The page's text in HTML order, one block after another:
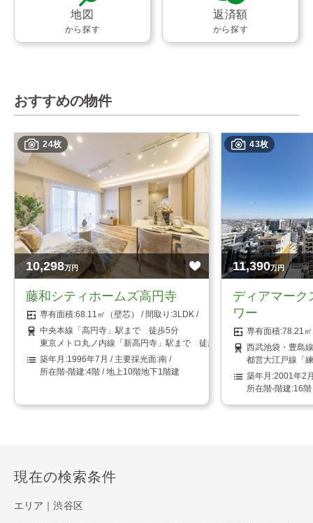
地図
から探す
返済額
から探す
おすすめの物件
24枚
10,298万円
藤和シティホームズ高円寺
68.11㎡（壁芯）
3LDK
中央本線「高円寺」駅まで 徒歩5分
東京メトロ丸ノ内線「新高円寺」駅まで 徒歩8分
1996年7月
南
4階 / 地上10階地下1階建
43枚
11,390万円
ディアマーク
ワー
78.21
西武池袋・豊島
都営大江戸線「
2001年2
16
現在の検索条件
エリア｜ 渋谷区